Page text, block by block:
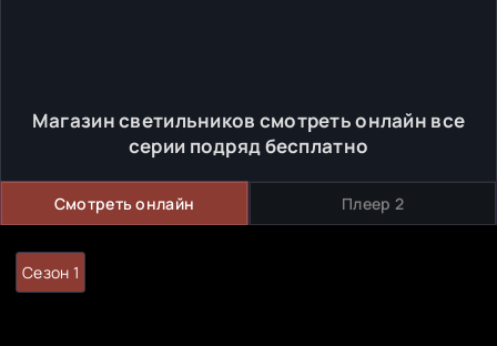
Магазин светильников смотреть онлайн все
серии подряд бесплатно
Смотреть онлайн Плеер 2
Сезон 1